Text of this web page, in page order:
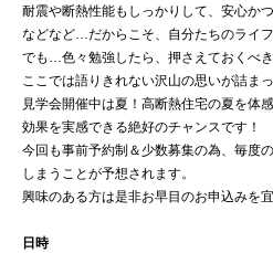
耐震や断熱性能もしっかりして、安心か
などなど…だからこそ、自分たちのライ
でも…色々勉強したら、押さえておくべ
ここでは語りきれない沢山の思いが詰ま
見学会開催中は夏！高断熱住宅の夏を体
効果を実感できる絶好のチャンスです！
今回も事前予約制＆少数募集の為、毎度
しまうことが予想されます。
興味のある方は是非お早目のお申込みを
日時